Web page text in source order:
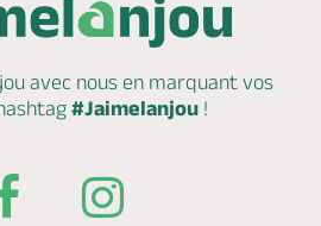
avec nous en marquantvos
#Jaimelanjou !